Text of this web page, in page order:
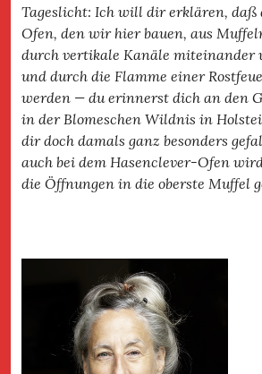
Tageslicht: Ich will dir erklären, daß
Ofen, den wir hier bauen, aus
durch vertikale Kanäle miteinander
und durch die Flamme einer
werden — du erinnerst dich an den
in der Blomeschen Wildnis in
dir doch damals ganz besonders
auch bei dem Hasenclever-Ofen
die Öffnungen in die oberste Muffel